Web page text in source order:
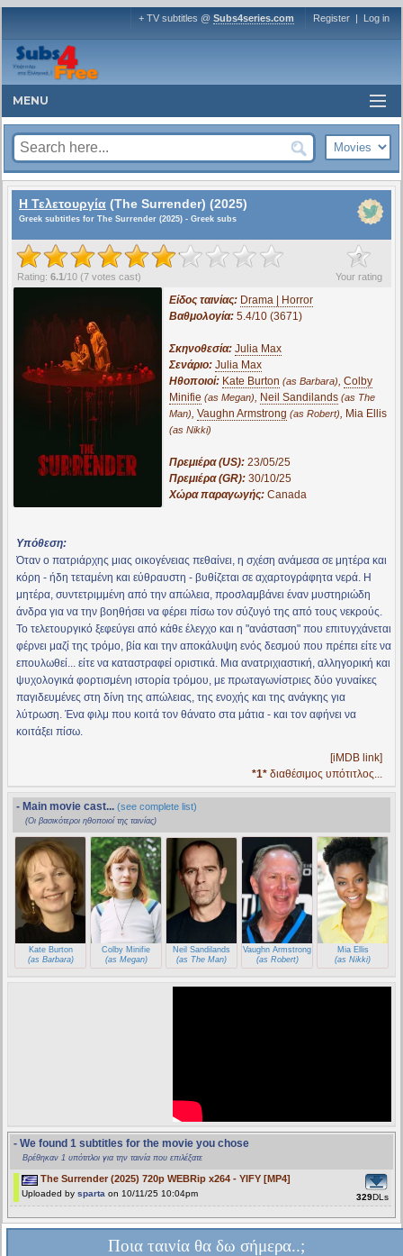
+ TV subtitles @ Subs4series.com Register | Log in
MENU
Η Τελετουργία (The Surrender) (2025)
Greek subtitles for The Surrender (2025) - Greek subs
?
Your rating
Rating: 6.1/10 (7 votes cast)
Είδος ταινίας: Drama | Horror
Βαθμολογία: 5.4/10 (3671)
Σκηνοθεσία: Julia Max
Σενάριο: Julia Max
Ηθοποιοί: Kate Burton (as Barbara), Colby
Minifie (as Megan), Neil Sandilands (as The
Man), Vaughn Armstrong (as Robert), Mia Ellis
(as Nikki)
Πρεμιέρα (US): 23/05/25
Πρεμιέρα (GR): 30/10/25
Χώρα παραγωγής: Canada
Υπόθεση:
Όταν ο πατριάρχης μιας οικογένειας πεθαίνει, η σχέση ανάμεσα σε μητέρα και
κόρη - ήδη τεταμένη και εύθραυστη - βυθίζεται σε αχαρτογράφητα νερά. Η
μητέρα, συντετριμμένη από την απώλεια, προσλαμβάνει έναν μυστηριώδη
άνδρα για να την βοηθήσει να φέρει πίσω τον σύζυγό της από τους νεκρούς.
Το τελετουργικό ξεφεύγει από κάθε έλεγχο και η "ανάσταση" που επιτυγχάνεται
φέρνει μαζί της τρόμο, βία και την αποκάλυψη ενός δεσμού που πρέπει είτε να
επουλωθεί... είτε να καταστραφεί οριστικά. Μια ανατριχιαστική, αλληγορική και
ψυχολογικά φορτισμένη ιστορία τρόμου, με πρωταγωνίστριες δύο γυναίκες
παγιδευμένες στη δίνη της απώλειας, της ενοχής και της ανάγκης για
λύτρωση. Ένα φιλμ που κοιτά τον θάνατο στα μάτια - και τον αφήνει να
κοιτάξει πίσω.
[iMDB link]
*1* διαθέσιμος υπότιτλος...
- Main movie cast... (see complete list)
(Οι βασικότεροι ηθοποιοί της ταινίας)
Kate Burton
(as Barbara)
Colby Minifie
(as Megan)
Neil Sandilands
(as The Man)
Vaughn Armstrong
(as Robert)
Mia Ellis
(as Nikki)
- We found 1 subtitles for the movie you chose
Βρέθηκαν 1 υπότιτλοι για την ταινία που επιλέξατε
The Surrender (2025) 720p WEBRip x264 - YIFY [MP4]
Uploaded by sparta on 10/11/25 10:04pm 329DLs
Ποια ταινία θα δω σήμερα..;